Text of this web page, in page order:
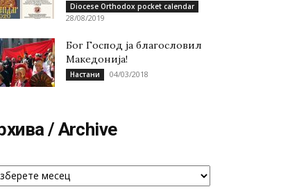
Diocese Orthodox pocket calendar
28/08/2019
Бог Господ ја благословил
Македонија!
Настани 04/03/2018
/ Archive